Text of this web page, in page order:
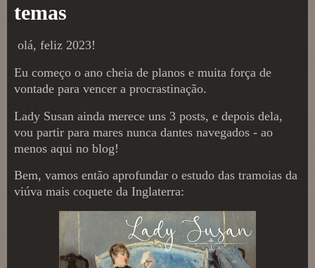
temas
olá, feliz 2023!
Eu começo o ano cheia de planos e muita força de
vontade para vencer a procrastinação.
Lady Susan ainda merece uns 3 posts, e depois dela,
vou partir para mares nunca dantes navegados - ao
menos aqui no blog!
Bem, vamos então aprofundar o estudo das tramoias da
viúva mais coquete da Inglaterra: